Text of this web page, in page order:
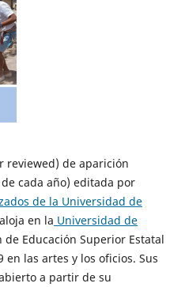
reviewed) de aparición
cada año) editada por
de la Universidad de
en la Universidad de
Educación Superior Estatal
las artes y los oficios. Sus
a partir de su